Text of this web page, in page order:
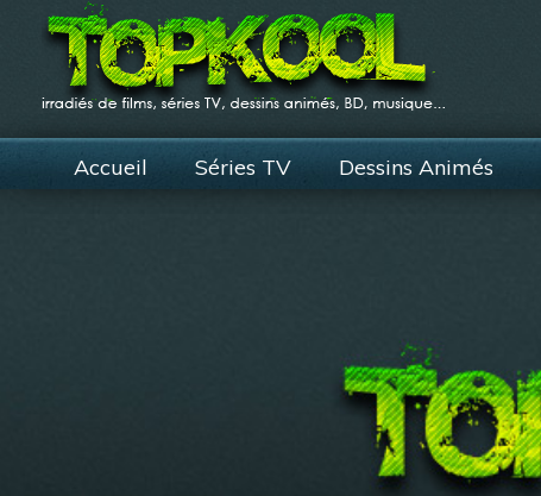
Accueil Séries TV Dessins Animés